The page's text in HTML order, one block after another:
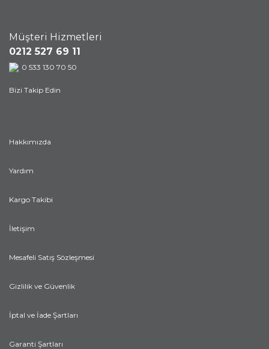
Müşteri Hizmetleri
0212 527 69 11
0 533 130 70 50
Bizi Takip Edin
Hakkımızda
Yardım
Kargo Takibi
İletişim
Mesafeli Satış Sözleşmesi
Gizlilik ve Güvenlik
İptal ve İade Şartları
Garanti Şartları